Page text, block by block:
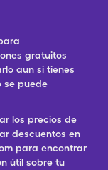
gratuitos
aun si tienes
se puede
los precios de
descuentos en
para encontrar
útil sobre tu